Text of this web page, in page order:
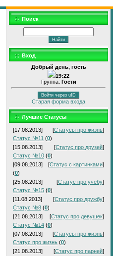
Поиск
Вход
Добрый день, гость
19:22
Группа: Гости
Войти через uID
Старая форма входа
Лучшие Статусы
[17.08.2013] [Статусы про жизнь]
Статус №11 (0)
[15.08.2013]
[Статус про друзей]
Статус №10 (0)
[09.08.2013]
[Статус с картинками]
(0)
[25.08.2013]
[Статус про учебу]
Статус №15 (0)
[11.08.2013]
[Статус про дружбу]
Статус №8 (0)
[21.08.2013]
[Статус про девушек]
Статус №14 (0)
[07.08.2013]
[Статусы про жизнь]
Статус про жизнь (0)
[21.08.2013]
[Статус про парней]